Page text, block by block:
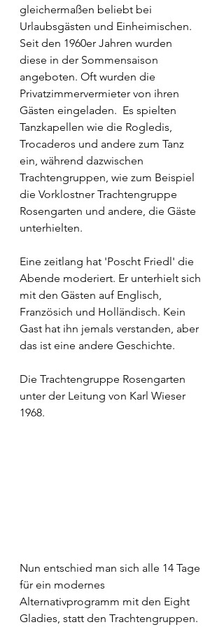
gleichermaßen beliebt bei
Urlaubsgästen und Einheimischen.
Seit den 1960er Jahren wurden
diese in der Sommensaison
angeboten. Oft wurden die
Privatzimmervermieter von ihren
Gästen eingeladen.  Es spielten
Tanzkapellen wie die Rogledis,
Trocaderos und andere zum Tanz
ein, während dazwischen
Trachtengruppen, wie zum Beispiel
die Vorklostner Trachtengruppe
Rosengarten und andere, die Gäste
unterhielten.
Eine zeitlang hat 'Poscht Friedl' die
Abende moderiert. Er unterhielt sich
mit den Gästen auf Englisch,
Französich und Holländisch. Kein
Gast hat ihn jemals verstanden, aber
das ist eine andere Geschichte.
Die Trachtengruppe Rosengarten
unter der Leitung von Karl Wieser
1968.
Nun entschied man sich alle 14 Tage
für ein modernes
Alternativprogramm mit den Eight
Gladies, statt den Trachtengruppen.